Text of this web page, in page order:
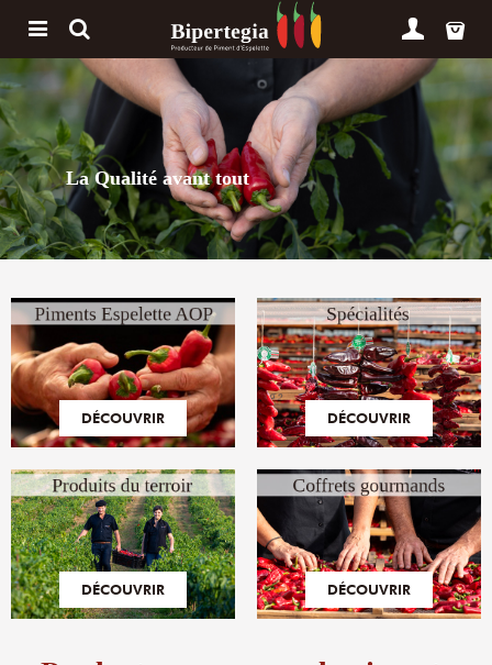
La Qualité avant tout
DÉCOUVRIR DÉCOUVRIR
DÉCOUVRIR DÉCOUVRIR